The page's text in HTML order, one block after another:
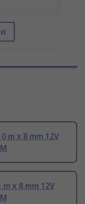
m x 8 mm 12V
m x 8 mm 12V